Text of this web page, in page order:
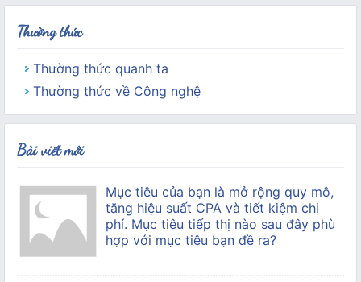
Thường thức
Thường thức quanh ta
Thường thức về Công nghệ
Bài viết mới
Mục tiêu của bạn là mở rộng quy mô,
tăng hiệu suất CPA và tiết kiệm chi
phí. Mục tiêu tiếp thị nào sau đây phù
hợp với mục tiêu bạn đề ra?